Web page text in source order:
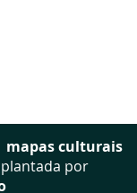
mapas culturais
por